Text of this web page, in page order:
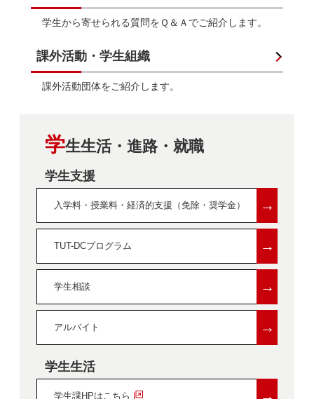
学生から寄せられる質問をＱ＆Ａでご紹介します。
課外活動・学生組織
課外活動団体をご紹介します。
学生生活・進路・就職
学生支援
入学料・授業料・経済的支援（免除・奨学金） →
TUT-DCプログラム →
学生相談 →
アルバイト →
学生生活
学生課HPはこちら